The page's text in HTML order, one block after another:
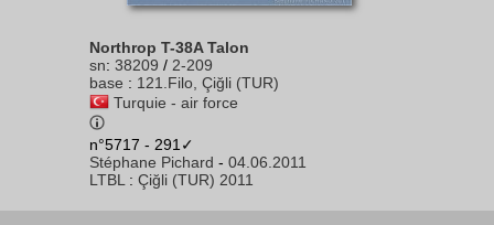
Northrop T-38A Talon
sn: 38209 / 2-209
base : 121.Filo, Çiğli (TUR)
Turquie - air force
n°5717 - 291✓
Stéphane Pichard - 04.06.2011
LTBL : Çiğli (TUR) 2011